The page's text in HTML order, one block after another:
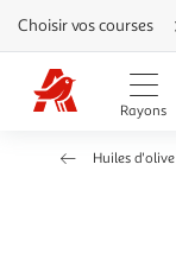
Aller
directement
au
contenu
Aller
directement
Aller
Choisir vos courses
Rayons
Huiles d'olive